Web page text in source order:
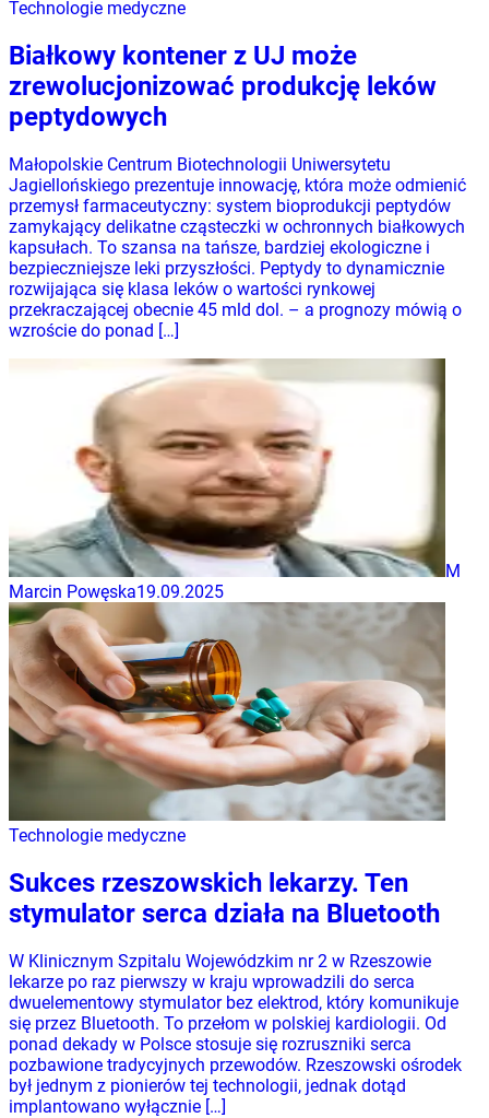
Technologie medyczne
Białkowy kontener z UJ może
zrewolucjonizować produkcję leków
peptydowych
Małopolskie Centrum Biotechnologii Uniwersytetu
Jagiellońskiego prezentuje innowację, która może odmienić
przemysł farmaceutyczny: system bioprodukcji peptydów
zamykający delikatne cząsteczki w ochronnych białkowych
kapsułach. To szansa na tańsze, bardziej ekologiczne i
bezpieczniejsze leki przyszłości. Peptydy to dynamicznie
rozwijająca się klasa leków o wartości rynkowej
przekraczającej obecnie 45 mld dol. – a prognozy mówią o
wzroście do ponad […]
M
Marcin Powęska19.09.2025
Technologie medyczne
Sukces rzeszowskich lekarzy. Ten
stymulator serca działa na Bluetooth
W Klinicznym Szpitalu Wojewódzkim nr 2 w Rzeszowie
lekarze po raz pierwszy w kraju wprowadzili do serca
dwuelementowy stymulator bez elektrod, który komunikuje
się przez Bluetooth. To przełom w polskiej kardiologii. Od
ponad dekady w Polsce stosuje się rozruszniki serca
pozbawione tradycyjnych przewodów. Rzeszowski ośrodek
był jednym z pionierów tej technologii, jednak dotąd
implantowano wyłącznie […]